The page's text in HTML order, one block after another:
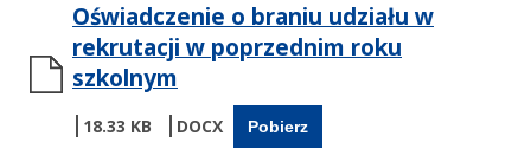
Oświadczenie o braniu udziału w
rekrutacji w poprzednim roku
szkolnym
18.33 KB Pobierz